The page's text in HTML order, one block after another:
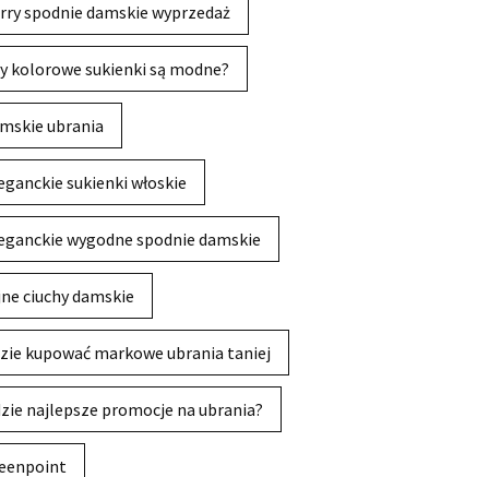
spodnie damskie wyprzedaż
kolorowe sukienki są modne?
ubrania
sukienki włoskie
wygodne spodnie damskie
ciuchy damskie
kupować markowe ubrania taniej
najlepsze promocje na ubrania?